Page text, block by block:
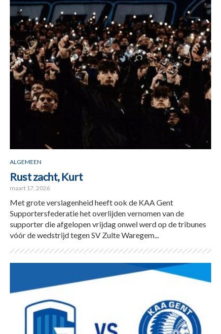
ALGEMEEN
Rust zacht, Kurt
maart 17, 2026
Met grote verslagenheid heeft ook de KAA Gent
Supportersfederatie het overlijden vernomen van de
supporter die afgelopen vrijdag onwel werd op de tribunes
vóór de wedstrijd tegen SV Zulte Waregem...